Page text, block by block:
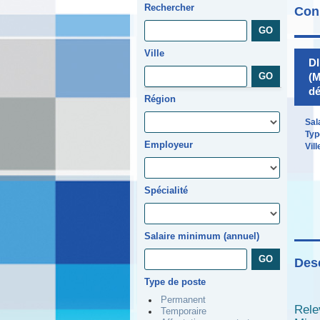
Rechercher
Ville
Région
Employeur
Spécialité
Salaire minimum (annuel)
Type de poste
Permanent
Temporaire